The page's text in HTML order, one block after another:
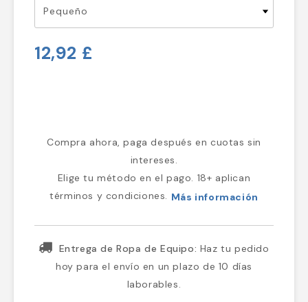
12,92 £
Compra ahora, paga después en cuotas sin
Elige tu método en el pago. 18+ aplican
términos y condiciones.
Entrega de Ropa de Equipo:
Haz tu pedido
hoy para el envío en un plazo de 10 días